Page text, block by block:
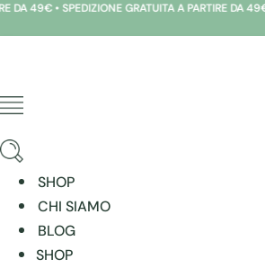
Vai
al
• SPEDIZIONE GRATUITA A PARTIRE DA 49€ •
SHOP
CHI SIAMO
BLOG
SHOP